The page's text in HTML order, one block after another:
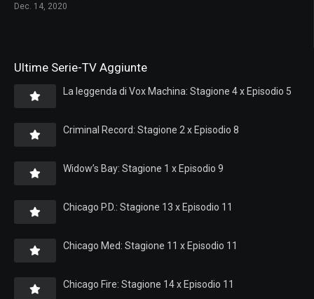
Dec. 14, 2020
Ultime Serie-TV Aggiunte
La leggenda di Vox Machina: Stagione 4 x Episodio 5
Criminal Record: Stagione 2 x Episodio 8
Widow’s Bay: Stagione 1 x Episodio 9
Chicago P.D.: Stagione 13 x Episodio 11
Chicago Med: Stagione 11 x Episodio 11
Chicago Fire: Stagione 14 x Episodio 11